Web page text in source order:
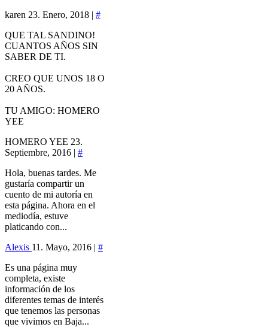
karen 23. Enero, 2018 | #
QUE TAL SANDINO!
CUANTOS AÑOS SIN
SABER DE TI.
CREO QUE UNOS 18 O
20 AÑOS.
TU AMIGO: HOMERO
YEE
HOMERO YEE 23.
Septiembre, 2016 | #
Hola, buenas tardes. Me
gustaría compartir un
cuento de mi autoría en
esta página. Ahora en el
mediodía, estuve
platicando con...
Alexis 11. Mayo, 2016 | #
Es una página muy
completa, existe
información de los
diferentes temas de interés
que tenemos las personas
que vivimos en Baja...